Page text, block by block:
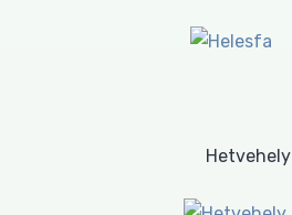
Hetvehely